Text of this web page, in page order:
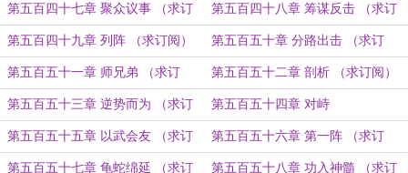
阅）
第五百四十七章 聚众议事 （求订
阅）
第五百四十八章 筹谋反击 （求订
阅）
第五百四十九章 列阵 （求订阅） 第五百五十章 分路出击 （求订
阅）
第五百五十一章 师兄弟 （求订
阅）
第五百五十二章 剖析 （求订阅）
第五百五十三章 逆势而为 （求订
阅）
第五百五十四章 对峙
第五百五十五章 以武会友 （求订
阅）
第五百五十六章 第一阵 （求订
阅）
第五百五十七章 龟蛇绵延 （求订 第五百五十八章 功入神髓 （求订